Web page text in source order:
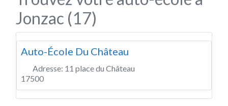
Jonzac (17)
Auto-École Du Château
Adresse: 11 place du Château
17500